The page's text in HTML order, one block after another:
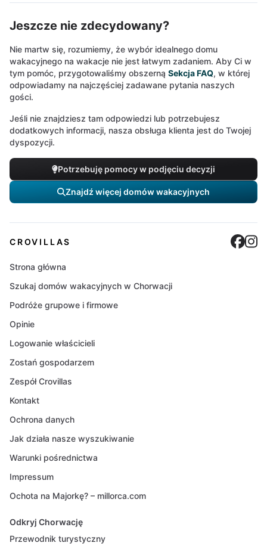
Jeszcze nie zdecydowany?
Nie martw się, rozumiemy, że wybór idealnego domu
wakacyjnego na wakacje nie jest łatwym zadaniem. Aby Ci w
tym pomóc, przygotowaliśmy obszerną Sekcja FAQ, w której
odpowiadamy na najczęściej zadawane pytania naszych
gości.
Jeśli nie znajdziesz tam odpowiedzi lub potrzebujesz
dodatkowych informacji, nasza obsługa klienta jest do Twojej
dyspozycji.
Potrzebuję pomocy w podjęciu decyzji
Znajdź więcej domów wakacyjnych
CROVILLAS
Strona główna
Szukaj domów wakacyjnych w Chorwacji
Podróże grupowe i firmowe
Opinie
Logowanie właścicieli
Zostań gospodarzem
Zespół Crovillas
Kontakt
Ochrona danych
Jak działa nasze wyszukiwanie
Warunki pośrednictwa
Impressum
Ochota na Majorkę? – millorca.com
Odkryj Chorwację
Przewodnik turystyczny